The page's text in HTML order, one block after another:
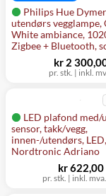
Philips Hue
utendørs vegglampe,
White ambiance,
Zigbee + Bluetooth,
pr. stk. | inkl.
kr 2
LED plafond med/
sensor, takk/vegg,
innen-/utendørs,
Nordtronic Adriano
pr. stk. | inkl.
kr 622,00